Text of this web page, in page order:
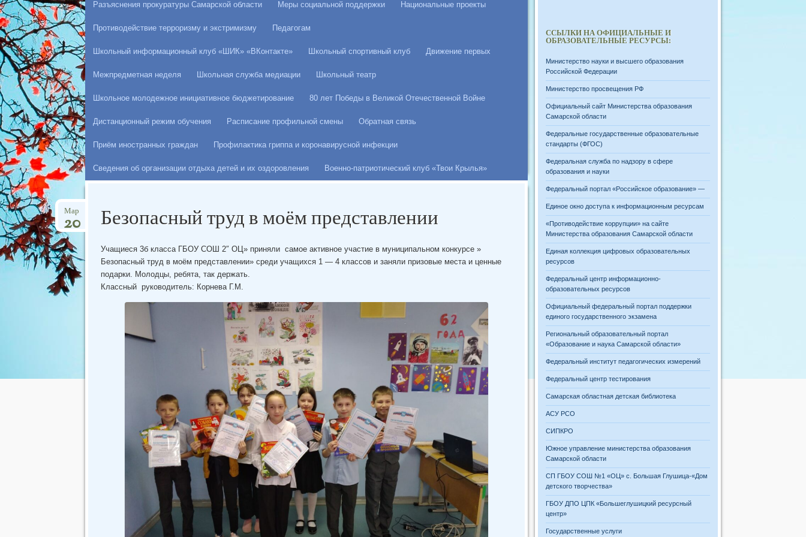
Разъяснения прокуратуры Самарской области Меры социальной поддержки Национальные проекты
Противодействие терроризму и экстримизму Педагогам
Школьный информационный клуб «ШИК» «ВКонтакте» Школьный спортивный клуб Движение первых
Межпредметная неделя Школьная служба медиации Школьный театр
Школьное молодежное инициативное бюджетирование 80 лет Победы в Великой Отечественной Войне
Дистанционный режим обучения Расписание профильной смены Обратная связь
Приём иностранных граждан Профилактика гриппа и коронавирусной инфекции
Сведения об организации отдыха детей и их оздоровления Военно-патриотический клуб «Твои Крылья»
Безопасный труд в моём представлении
Мар
20
Учащиеся 3б класса ГБОУ СОШ 2″ ОЦ» приняли самое активное участие в муниципальном конкурсе »
Безопасный труд в моём представлении» среди учащихся 1 — 4 классов и заняли призовые места и ценные
подарки. Молодцы, ребята, так держать.
Классный руководитель: Корнева Г.М.
ССЫЛКИ НА ОФИЦИАЛЬНЫЕ И
ОБРАЗОВАТЕЛЬНЫЕ РЕСУРСЫ:
Министерство науки и высшего образования
Российской Федерации
Министерство просвещения РФ
Официальный сайт Министерства образования
Самарской области
Федеральные государственные образовательные
стандарты (ФГОС)
Федеральная служба по надзору в сфере
образования и науки
Федеральный портал «Российское образование» —
Единое окно доступа к информационным ресурсам
«Противодействие коррупции» на сайте
Министерства образования Самарской области
Единая коллекция цифровых образовательных
ресурсов
Федеральный центр информационно-
образовательных ресурсов
Официальный федеральный портал поддержки
единого государственного экзамена
Региональный образовательный портал
«Образование и наука Самарской области»
Федеральный институт педагогических измерений
Федеральный центр тестирования
Самарская областная детская библиотека
АСУ РСО
СИПКРО
Южное управление министерства образования
Самарской области
СП ГБОУ СОШ №1 «ОЦ» с. Большая Глушица-«Дом
детского творчества»
ГБОУ ДПО ЦПК «Большеглушицкий ресурсный
центр»
Государственные услуги